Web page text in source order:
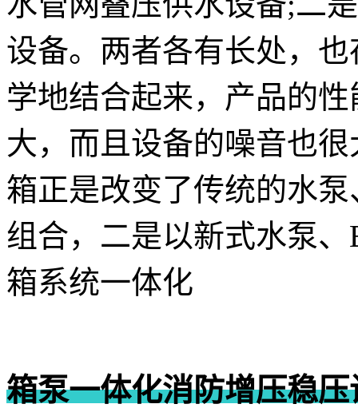
设备。两者各有长处，
学地结合起来，产品的
大，而且设备的噪音也
箱正是改变了传统的水
组合，二是以新式水泵
箱系统一体化
箱泵一体化消防增压稳